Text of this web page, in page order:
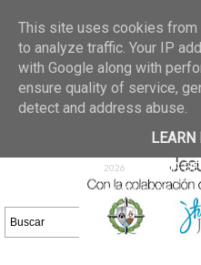
02 jun 2026
30/05/2026
DE FOTOS 23/
2026
GALERIA DE
16/05/2026
DE FOTOS 09/
2026
GALERIA
26/04/2026
This site uses cookies
to analyze traffic. Your IP
with Google along with
ensure quality of service,
detect and address abuse.
LEARN